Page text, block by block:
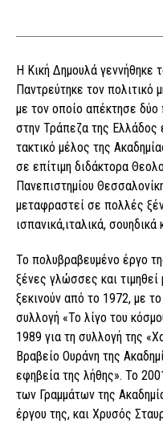
Η Κική Δημουλά γεννήθηκε
Παντρεύτηκε τον πολιτικό
με τον οποίο απέκτησε
στην Τράπεζα της Ελλάδος
τακτικό μέλος της
σε επίτιμη διδάκτορα
Πανεπιστημίου
μεταφραστεί σε πολλές
ισπανικά,ιταλικά, σουηδικά
Το πολυβραβευμένο έργο
ξένες γλώσσες και τιμηθεί
ξεκινούν από το 1972, με
συλλογή «Το λίγο του
1989 για τη συλλογή της
Βραβείο Ουράνη της
εφηβεία της λήθης». Το
των Γραμμάτων της
έργου της, και Χρυσός